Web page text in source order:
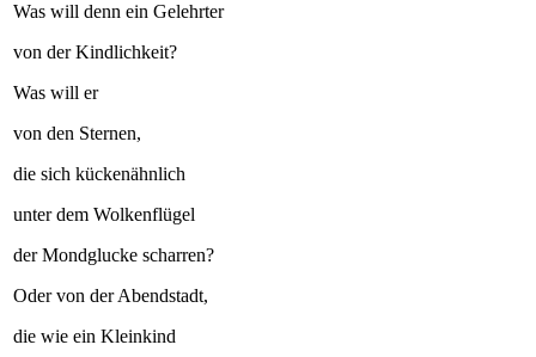
Was will denn ein Gelehrter
von der Kindlichkeit?
Was will er
von den Sternen,
die sich kückenähnlich
unter dem Wolkenflügel
der Mondglucke scharren?
Oder von der Abendstadt,
die wie ein Kleinkind